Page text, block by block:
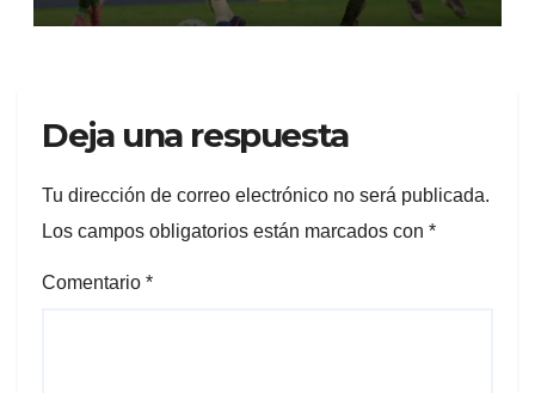
Deja una respuesta
Tu dirección de correo electrónico no será publicada.
Los campos obligatorios están marcados con *
Comentario *